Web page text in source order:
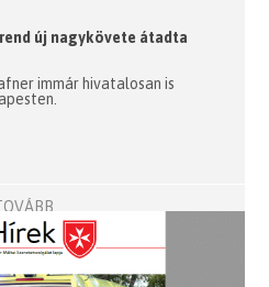
új nagykövete átadta
immár hivatalosan is